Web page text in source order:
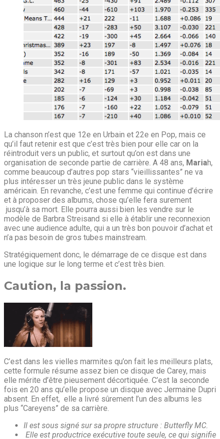
La chanson n’est que 12e en Urbain et 22e en Pop, mais ce
qu’il faut retenir est que c’est très bien pour elle car on la
réintroduit vers un public, et surtout qu’on est dans une
organisation de seconde partie de carrière. A 48 ans, Mariah,
comme beaucoup d’autres pop stars “vieillissantes” ne va
plus intéresser un très jeune public dans le système
américain. En revanche, c’est une femme qui continue d’écrire
et à proposer des albums, chose qu’elle fera surement
jusqu’à sa mort. Elle pourra aussi bien les vendre sur le
modèle de Barbra Streisand si elle à établir une reconnexion
avec une audience adulte, qui a un très bon pouvoir d’achat et
n’a pas besoin de gros tubes mainstream.
Stratégiquement donc, le démarrage de ce disque est dans
une logique sur le long terme et c’est très bien.
Caution, la passion.
C’est dans les vielles marmites qu’on fait les meilleurs plats,
cette formule résume assez bien ce disque de Carey, mais
elle mérite d’être pieusement décortiquée. C’est la seconde
fois en 20 ans qu’elle propose un disque avec Jermaine Dupri
absent. En effet, elle a livré sûrement l’un des albums les
plus “Careyens” de sa carrière.
Il est sous signé sur sa propre structure : Butterfly MC.
Elle est productrice exécutive toute seule, ce qui signifie